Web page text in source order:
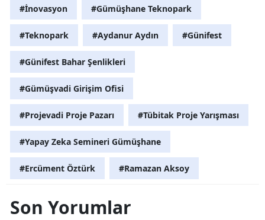
#İnovasyon #Gümüşhane Teknopark
#Teknopark #Aydanur Aydın #Günifest
#Günifest Bahar Şenlikleri
#Gümüşvadi Girişim Ofisi
#Projevadi Proje Pazarı #Tübitak Proje Yarışması
#Yapay Zeka Semineri Gümüşhane
#Ercüment Öztürk #Ramazan Aksoy
Son Yorumlar